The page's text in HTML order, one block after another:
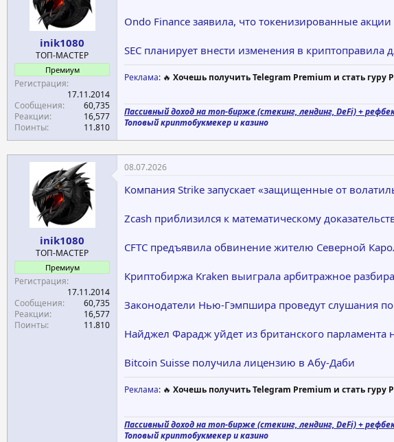
inik1080
ТОП-МАСТЕР
Премиум
Регистрация
17.11.2014
Сообщения
60,735
Реакции
16,577
Поинты
11.810
Ondo Finance заявила, что токенизированные
SEC планирует внести изменения в криптоправила
Реклама: 🔥 Хочешь получить Telegram Premium и стать гуру
Пассивный доход на топ-бирже (стекинг, лендинг, DeFi) +
Топовый криптобукмекер и казино
inik1080
ТОП-МАСТЕР
Премиум
Регистрация
17.11.2014
Сообщения
60,735
Реакции
16,577
Поинты
11.810
08.07.2026
Компания Strike запускает «защищенные от
Zcash приблизился к математическому
CFTC предъявила обвинение жителю Северной
Криптобиржа Kraken выиграла арбитражное
Законодатели Нью-Гэмпшира проведут слушания
Найджел Фарадж уйдет из британского
Bitcoin Suisse получила лицензию в Абу-Даби
Реклама: 🔥 Хочешь получить Telegram Premium и стать гуру
Пассивный доход на топ-бирже (стекинг, лендинг, DeFi) +
Топовый криптобукмекер и казино